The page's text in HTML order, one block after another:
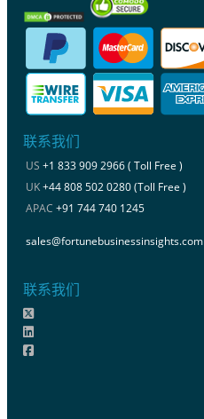
联系我们
US +1 833 909 2966 ( Toll Free )
UK+44 808 502 0280 (Toll Free )
APAC +91 744 740 1245
sales@fortunebusinessinsights.com
联系我们